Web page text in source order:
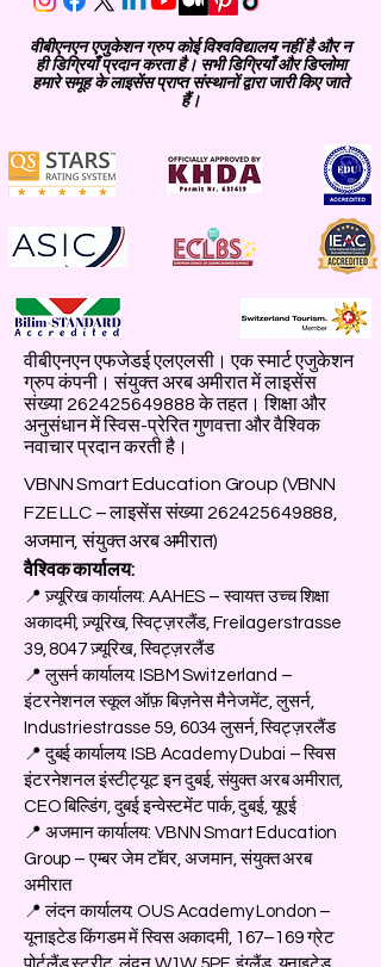
वीबीएनएन एजुकेशन ग्रुप कोई विश्वविद्यालय नहीं है और न
ही डिग्रियाँ प्रदान करता है। सभी डिग्रियाँ और डिप्लोमा
हमारे समूह के लाइसेंस प्राप्त संस्थानों द्वारा जारी किए जाते
हैं।
वीबीएनएन एफजेडई एलएलसी। एक स्मार्ट एजुकेशन
ग्रुप कंपनी। संयुक्त अरब अमीरात में लाइसेंस
संख्या 262425649888के तहत। शिक्षा और
अनुसंधान में स्विस-प्रेरित गुणवत्ता और वैश्विक
नवाचार प्रदान करती है।
VBNN Smart Education Group (VBNN
FZE LLC – लाइसेंस संख्या 262425649888
अजमान, संयुक्त अरब अमीरात)
वैश्विक कार्यालय:
📍 ज़्यूरिख कार्यालय: AAHES – स्वायत्त उच्च शिक्षा
अकादमी, ज़्यूरिख, स्विट्ज़रलैंड, Freilagerstrasse
39, 8047 ज़्यूरिख, स्विट्ज़रलैंड
📍 लुसर्न कार्यालय: ISBM Switzerland –
इंटरनेशनल स्कूल ऑफ़ बिज़नेस मैनेजमेंट, लुसर्न,
Industriestrasse 59, 6034 लुसर्न, स्विट्ज़रलैंड
📍 दुबई कार्यालय: ISB Academy Dubai – स्विस
इंटरनेशनल इंस्टीट्यूट इन दुबई, संयुक्त अरब अमीरात,
CEO बिल्डिंग, दुबई इन्वेस्टमेंट पार्क, दुबई, यूएई
📍 अजमान कार्यालय: VBNN Smart Education
Group – एम्बर जेम टॉवर, अजमान, संयुक्त अरब
अमीरात
📍 लंदन कार्यालय: OUS Academy London –
यूनाइटेड किंगडम में स्विस अकादमी, 167–169 ग्रेट